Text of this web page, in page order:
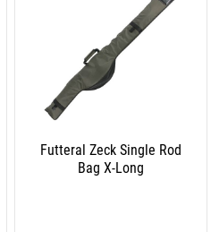
Futteral Zeck Single Rod
Bag X-Long